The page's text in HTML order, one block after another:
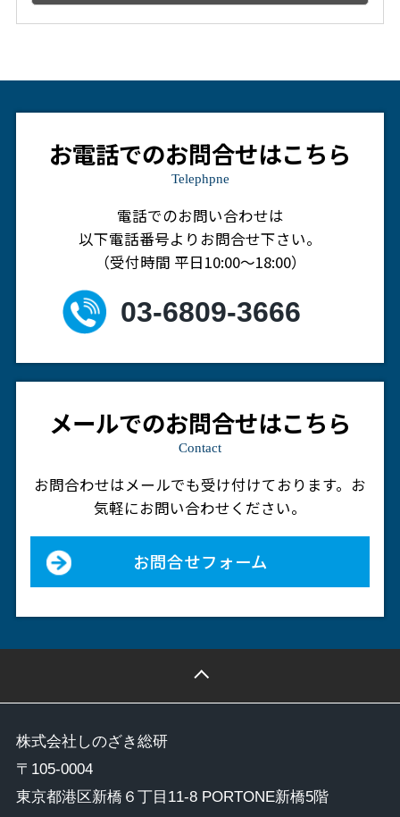
お電話でのお問合せはこちら
Telephpne
電話でのお問い合わせは
以下電話番号よりお問合せ下さい。
（受付時間 平日10:00～18:00）
03-6809-3666
メールでのお問合せはこちら
Contact
お問合わせはメールでも受け付けております。 お
気軽にお問い合わせください。
お問合せフォーム
株式会社しのざき総研
〒105-0004
東京都港区新橋６丁目11-8 PORTONE新橋5階